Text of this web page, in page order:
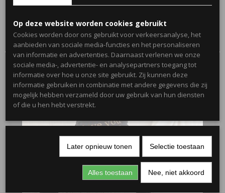
Home >Webshop>Gepersonaliseerde Babykleding en
Kinderkleding>Meisjes 56 t/m 110> Teddy joggingpakje voor
baby's en kinderen zwart - I love you beary much
OPA & OMA.
NAAM EN GEBOORTEJAAR
Op deze website worden cookies gebruikt
Cookies worden door ons gebruikt voor verkeersanalyse, het
aanbieden van sociale media-functies en het personaliseren
van informatie en advertenties. Daarnaast verlenen we onze
sociale media-, advertentie- en analysepartners toegang tot
informatie over hoe u onze site gebruikt. Zij kunnen deze
informatie gebruiken in combinatie met andere gegevens die zij
mogelijk hebben verzameld door uw gebruik van hun diensten
of die u hen hebt verstrekt.
Later opnieuw tonen Selectie toestaan
Alles toestaan Nee, niet akkoord